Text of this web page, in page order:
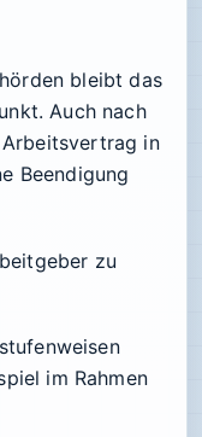
bleibt das
Auch nach
in
Beendigung
zu
im Rahmen